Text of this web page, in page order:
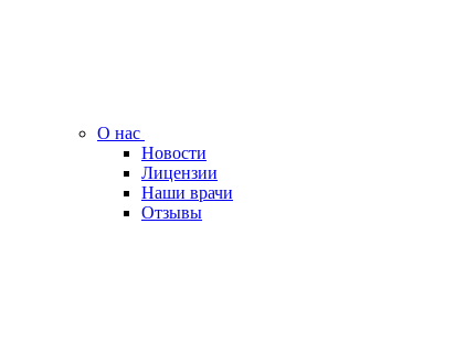
О нас
Новости
Лицензии
Наши врачи
Отзывы